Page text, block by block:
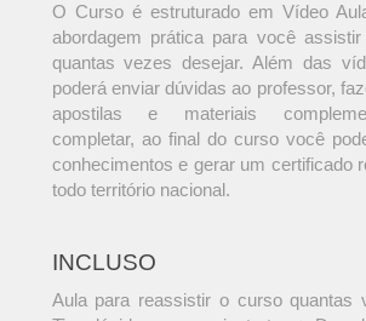
O Curso é estruturado em Vídeo
abordagem prática para você
quantas vezes desejar. Além das
poderá enviar dúvidas ao professor,
apostilas e materiais
completar, ao final do curso você
conhecimentos e gerar um certificado
todo território nacional.
INCLUSO
Aula para reassistir o curso quantas